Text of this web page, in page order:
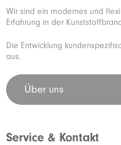
Wir sind ein modernes und
Erfahrung in der
Die Entwicklung
aus.
Über uns
Service & Kontakt